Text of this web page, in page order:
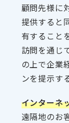
顧問先様に
提供すると
有すること
訪問を通じ
の上で企業
ンを提示す
インターネ
遠隔地のお